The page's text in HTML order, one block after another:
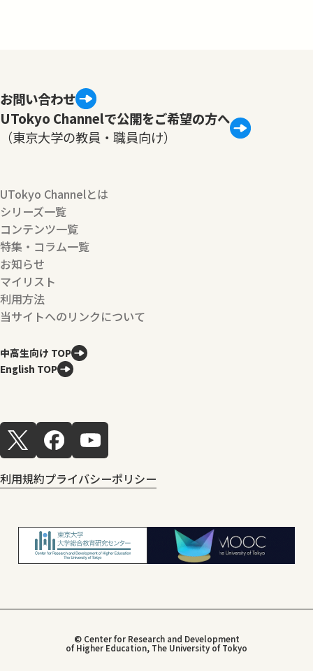
お問い合わせ
UTokyo Channelで公開をご希望の方へ
（東京大学の教員・職員向け）
UTokyo Channelとは
シリーズ一覧
コンテンツ一覧
特集・コラム一覧
お知らせ
マイリスト
利用方法
当サイトへのリンクについて
中高生向け TOP
English TOP
利用規約プライバシーポリシー
© Center for Research and Development
of Higher Education, The University of Tokyo